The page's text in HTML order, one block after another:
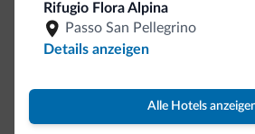
Rifugio Flora Alpina
Passo San Pellegrino
Details anzeigen
Alle Hotels
Seien Sie originell, entdecken
Kollektion
von Dolomiti.it ist da!